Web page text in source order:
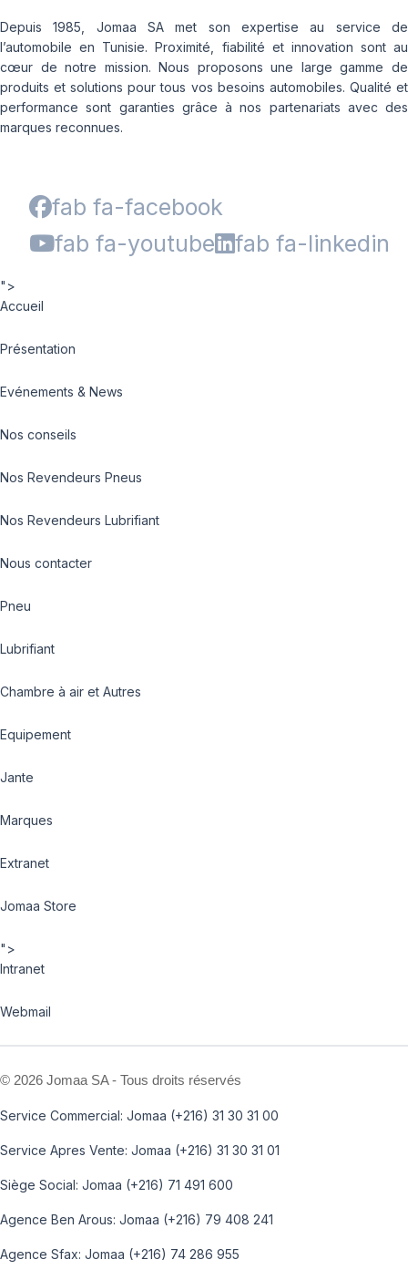
Depuis 1985, Jomaa SA met son expertise au service de
l’automobile en Tunisie. Proximité, fiabilité et innovation sont au
cœur de notre mission. Nous proposons une large gamme de
produits et solutions pour tous vos besoins automobiles. Qualité et
performance sont garanties grâce à nos partenariats avec des
marques reconnues.
fab fa-facebook
fab fa-youtube
fab fa-linkedin
">
Accueil
Présentation
Evénements & News
Nos conseils
Nos Revendeurs Pneus
Nos Revendeurs Lubrifiant
Nous contacter
Pneu
Lubrifiant
Chambre à air et Autres
Equipement
Jante
Marques
Extranet
Jomaa Store
">
Intranet
Webmail
© 2026 Jomaa SA - Tous droits réservés
Service Commercial: Jomaa (+216) 31 30 31 00
Service Apres Vente: Jomaa (+216) 31 30 31 01
Siège Social: Jomaa (+216) 71 491 600
Agence Ben Arous: Jomaa (+216) 79 408 241
Agence Sfax: Jomaa (+216) 74 286 955